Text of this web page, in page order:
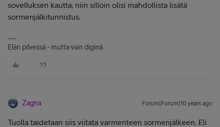
sovelluksen kautta, niin silloin olisi mahdollista lisätä
sormenjälkitunnistus.
Elän pilvessä - mutta vain diginä.
Zagna Forum|Forum|10 years ago
Tuolla taidetaan siis viitata varmenteen sormenjälkeen. Eli